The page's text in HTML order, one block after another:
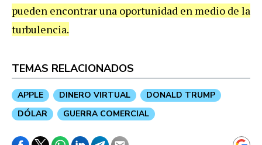
pueden encontrar una oportunidad en medio de la
turbulencia.
TEMAS RELACIONADOS
APPLE DINERO VIRTUAL
DONALD TRUMP
DÓLAR
GUERRA COMERCIAL